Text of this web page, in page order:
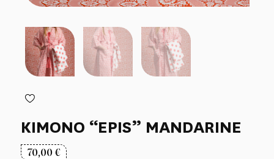
KIMONO “EPIS” MANDARINE
70,00€